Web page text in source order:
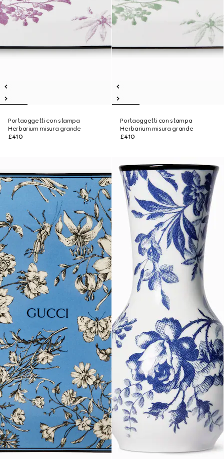
Portaoggetti con stampa
Herbarium misura grande
£410
Portaoggetti con stampa
Herbarium misura grande
£410